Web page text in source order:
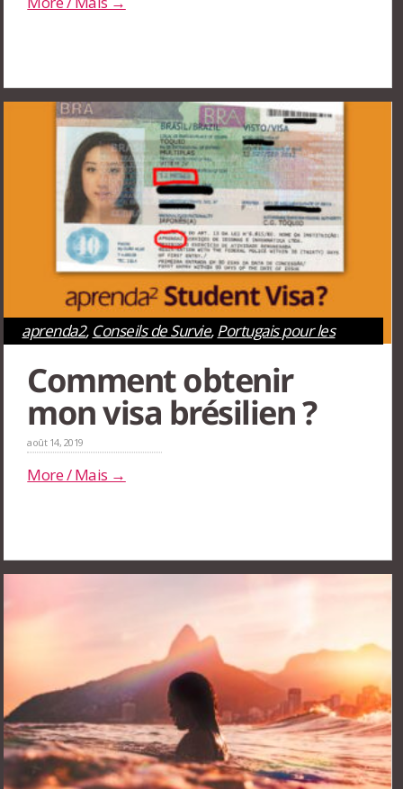
aprenda2, Conseils de Survie,Portugais pour les
Comment obtenir
mon visa brésilien ?
août 14, 2019
More / Mais →